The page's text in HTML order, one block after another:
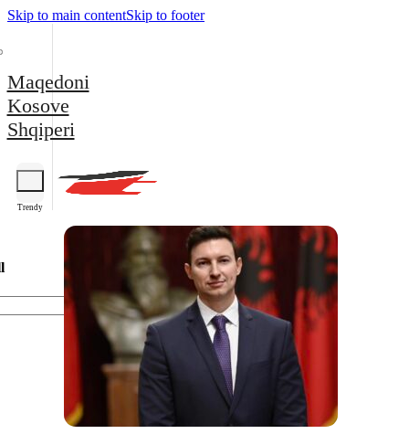
Skip to main contentSkip to footer
Maqedoni
Kosove
Shqiperi
Trendy